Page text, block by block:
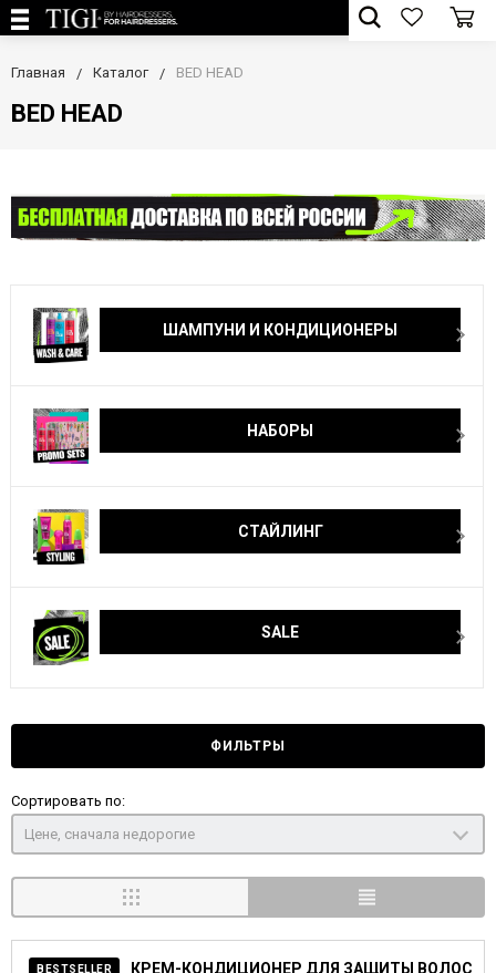
Главная Каталог BED HEAD
BED HEAD
ШАМПУНИ И КОНДИЦИОНЕРЫ
НАБОРЫ
СТАЙЛИНГ
SALE
ФИЛЬТРЫ
Сортировать по:
Цене, сначала недорогие
BESTSELLER
КРЕМ-КОНДИЦИОНЕР ДЛЯ ЗАЩИТЫ ВОЛОС